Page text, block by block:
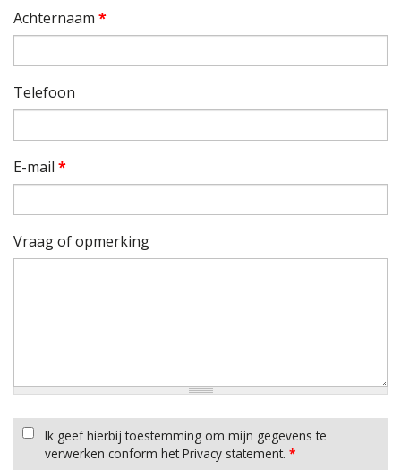
Achternaam *
Telefoon
E-mail *
Vraag of opmerking
Ik geef hierbij toestemming om mijn gegevens te
verwerken conform het Privacy statement. *